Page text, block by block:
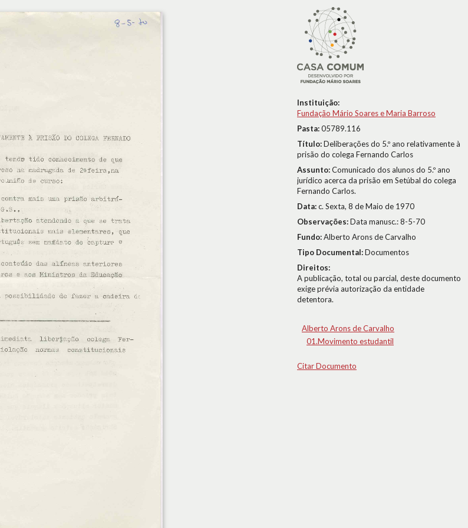
Instituição:
Fundação Mário Soares e Maria Barroso
Pasta:05789.116
Título:Deliberações do 5.º ano relativamente à
prisão do colega Fernando Carlos
Assunto:Comunicado dos alunos do 5.º ano
jurídico acerca da prisão em Setúbal do colega
Fernando Carlos.
Data:c. Sexta, 8 de Maio de 1970
Observações:Data manusc.: 8-5-70
Fundo:Alberto Arons de Carvalho
Tipo Documental:Documentos
Direitos:
A publicação, total ou parcial, deste documento
exige prévia autorização da entidade
detentora.
Alberto Arons de Carvalho
01.Movimento estudantil
Citar Documento